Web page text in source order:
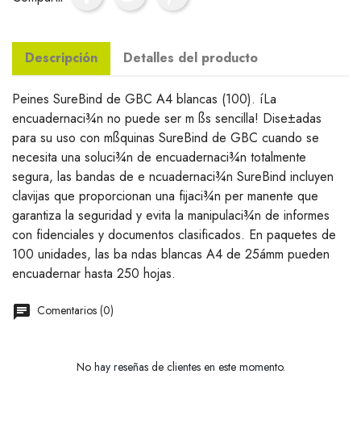
Descripción Detalles del producto
Peines SureBind de GBC A4 blancas (100). íLa
encuadernaci¾n no puede ser m ßs sencilla! Dise±adas
para su uso con mßquinas SureBind de GBC cuando se
necesita una soluci¾n de encuadernaci¾n totalmente
segura, las bandas de e ncuadernaci¾n SureBind incluyen
clavijas que proporcionan una fijaci¾n per manente que
garantiza la seguridad y evita la manipulaci¾n de informes
con fidenciales y documentos clasificados. En paquetes de
100 unidades, las ba ndas blancas A4 de 25ámm pueden
encuadernar hasta 250 hojas.
Comentarios (0)
No hay reseñas de clientes en este momento.